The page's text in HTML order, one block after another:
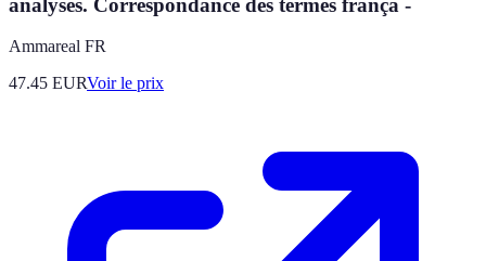
Ammareal FR
47.45 EURVoir le prix